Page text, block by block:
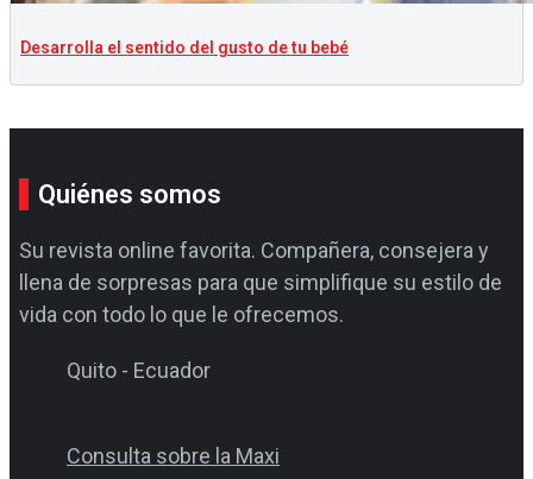
Desarrolla el sentido del gusto de tu bebé
Quiénes somos
Su revista online favorita. Compañera, consejera y
llena de sorpresas para que simplifique su estilo de
vida con todo lo que le ofrecemos.
Quito - Ecuador
Consulta sobre la Maxi